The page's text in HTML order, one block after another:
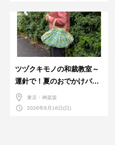
ツヅクキモノの和裁教室～
運針で！夏のおでかけバン
ダナバッグづくり～
東京・神楽坂
2026年8月16日(日)